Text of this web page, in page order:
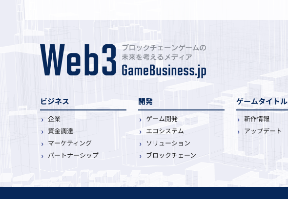
ビジネス
企業
資金調達
マーケティング
パートナーシップ
開発
ゲーム開発
エコシステム
ソリューション
ブロックチェーン
ゲームタイトル
新作情報
アップデート